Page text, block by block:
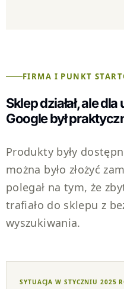
FIRMA I PUNKT
Sklep działał, ale
Google był
Produkty były
można było złożyć
polegał na tym, że
trafiało do sklepu z
wyszukiwania.
SYTUACJA W STYCZNIU 2025